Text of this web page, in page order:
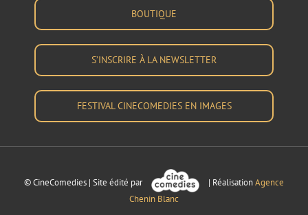
BOUTIQUE
S’INSCRIRE À LA NEWSLETTER
FESTIVAL CINECOMEDIES EN IMAGES
© CineComedies | Site édité par | RéalisationAgence
Chenin Blanc